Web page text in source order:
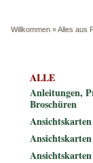
Willkommen »Alles aus
ALLE
Anleitungen,
Broschüren